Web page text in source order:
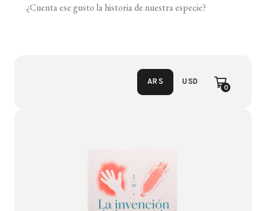
¿Cuenta ese gusto la historia de nuestra especie?
ARS USD
0